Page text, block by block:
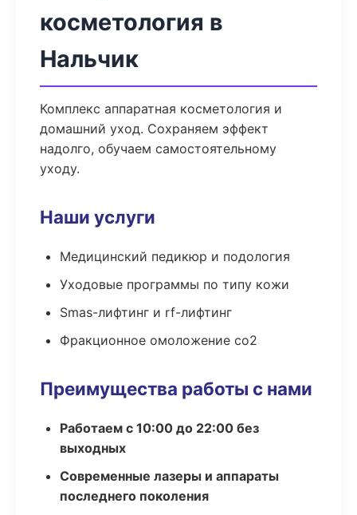
косметология в
Нальчик
Комплекс аппаратная косметология и
домашний уход. Сохраняем эффект
надолго, обучаем самостоятельному
уходу.
Наши услуги
Медицинский педикюр и подология
Уходовые программы по типу кожи
Smas-лифтинг и rf-лифтинг
Фракционное омоложение co2
Преимущества работы с нами
Работаем с 10:00 до 22:00 без
выходных
Современные лазеры и аппараты
последнего поколения